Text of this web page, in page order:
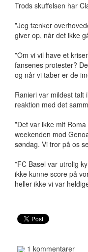
Trods skuffelsen har
”Jeg tænker
giver op, når det ikke
”Om vi vil have et
fansenes protester?
og når vi taber er de
Ranieri var mildest
reaktion med det
”Det var ikke mit
weekenden mod
søndag. Vi tror på os
”FC Basel var utrolig
ikke kunne score på
heller ikke vi var
1 kommentarer